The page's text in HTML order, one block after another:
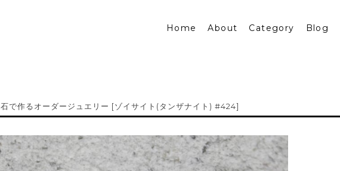
Home About Category Blog
石で作るオーダージュエリー [ゾイサイト(タンザナイト) #424]